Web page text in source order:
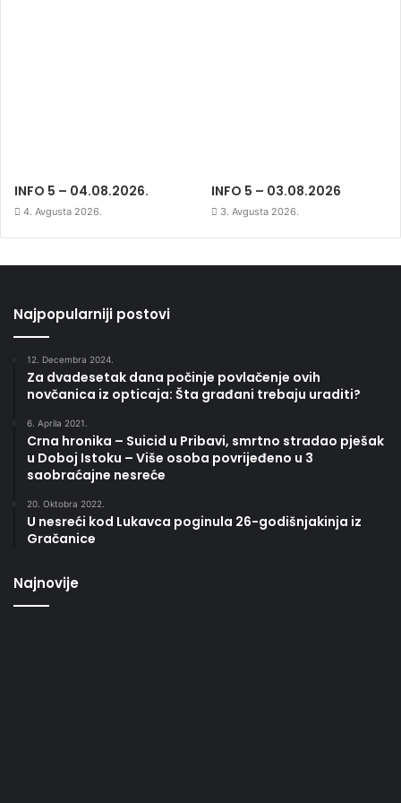
INFO 5 – 04.08.2026.
4. Avgusta 2026.
INFO 5 – 03.08.2026
3. Avgusta 2026.
Najpopularniji postovi
12. Decembra 2024.
Za dvadesetak dana počinje povlačenje ovih
novčanica iz opticaja: Šta građani trebaju uraditi?
6. Aprila 2021.
Crna hronika – Suicid u Pribavi, smrtno stradao pješak
u Doboj Istoku – Više osoba povrijeđeno u 3
saobraćajne nesreće
20. Oktobra 2022.
U nesreći kod Lukavca poginula 26-godišnjakinja iz
Gračanice
Najnovije